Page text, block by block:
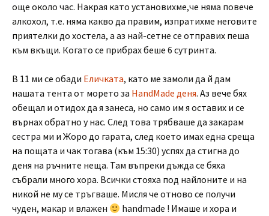
още около час. Накрая като установихме,че няма повече
алкохол, т.е. няма какво да правим, изпратихме неговите
приятелки до хостела, а аз най-сетне се отправих пеша
към вкъщи. Когато се прибрах беше 6 сутринта.
В 11 ми се обади Еличката, като ме замоли да й дам
нашата тента от морето за HandMade деня. Аз вече бях
обещал и отидох да я занеса, но само им я оставих и се
върнах обратно у нас. След това трябваше да закарам
сестра ми и Жоро до гарата, след което имах една среща
на пощата и чак тогава (към 15:30) успях да стигна до
деня на ръчните неща. Там въпреки дъжда се бяха
събрали много хора. Всички стояха под найлоните и на
никой не му се тръгваше. Мисля че отново се получи
чуден, макар и влажен
handmade ! Имаше и хора и